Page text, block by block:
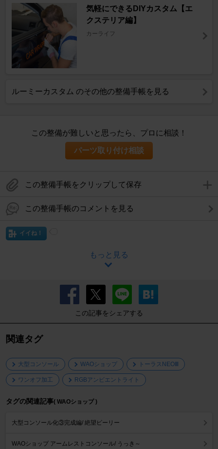
気軽にできるDIYカスタム【エ
クステリア編】
カーライフ
ルーミーカスタム のその他の整備手帳を見る
この整備が難しいと思ったら、プロに相談！
パーツ取り付け相談
この整備手帳をクリップして保存
この整備手帳のコメントを見る
イイね！
もっと見る
この記事をシェアする
関連タグ
大型コンソール WAOショップ トーラスNEOⅢ
ワンオフ加工 RGBアンビエントライト
タグの関連記事( WAOショップ )
大型コンソール化③完成編/ 絶望ビーリー
WAOショップ アームレストコンソール/ うっき～